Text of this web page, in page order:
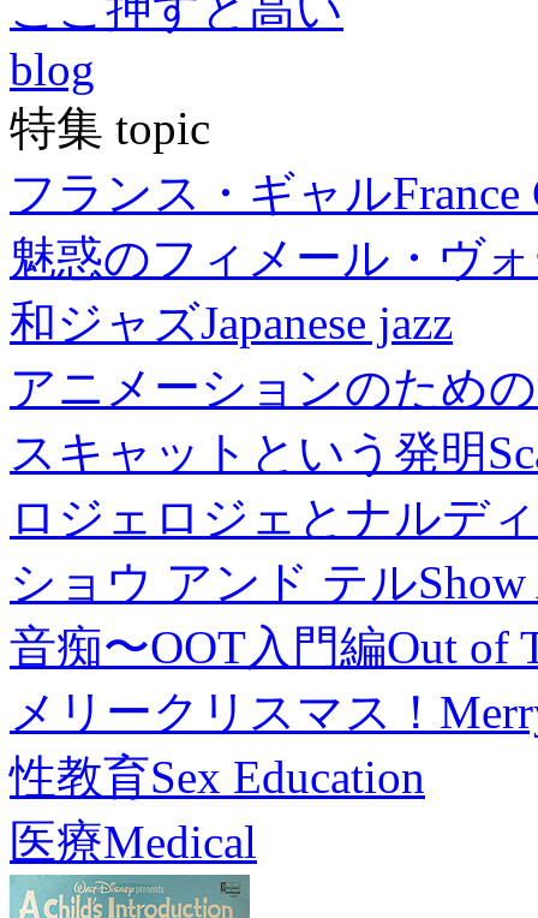
blog
特集 topic
フランス・ギャルFrance
魅惑のフィメール・ヴ
和ジャズJapanese jazz
アニメーションのため
スキャットという発明
ロジェロジェとナルデ
ショウ アンド テル
音痴〜OOT入門編Out of
メリークリスマス！
性教育Sex Education
医療Medical